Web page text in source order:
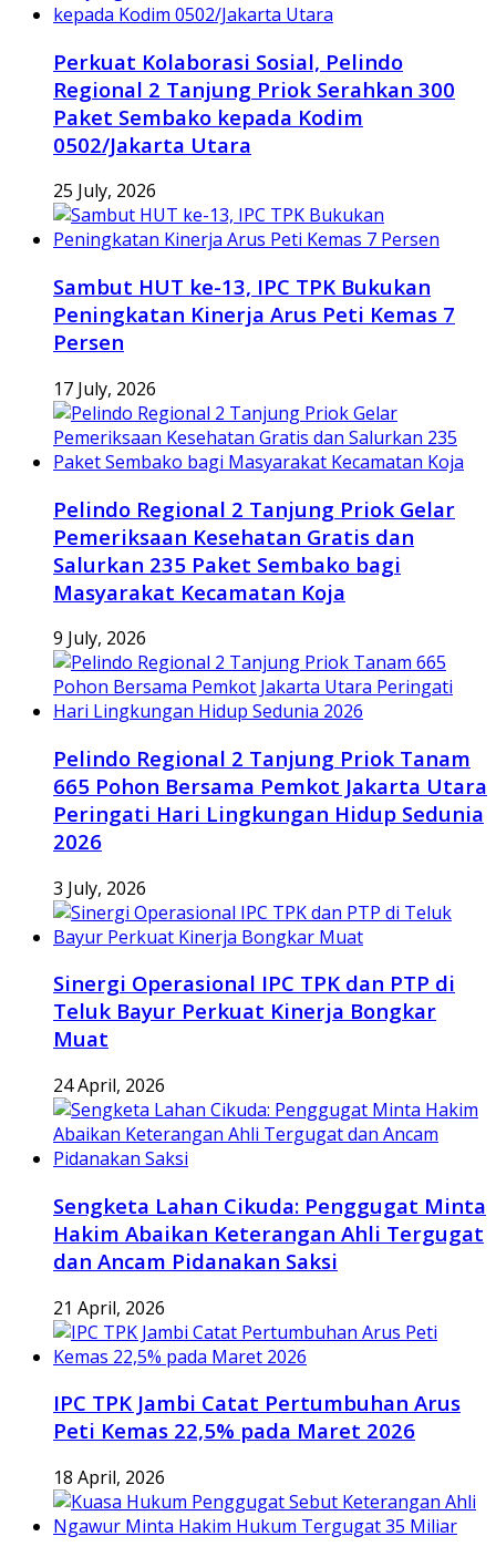
Perkuat Kolaborasi Sosial, Pelindo
Regional 2 Tanjung Priok Serahkan 300
Paket Sembako kepada Kodim
0502/Jakarta Utara
25 July, 2026
Sambut HUT ke-13, IPC TPK Bukukan
Peningkatan Kinerja Arus Peti Kemas 7
Persen
17 July, 2026
Pelindo Regional 2 Tanjung Priok Gelar
Pemeriksaan Kesehatan Gratis dan
Salurkan 235 Paket Sembako bagi
Masyarakat Kecamatan Koja
9 July, 2026
Pelindo Regional 2 Tanjung Priok Tanam
665 Pohon Bersama Pemkot Jakarta Utara
Peringati Hari Lingkungan Hidup Sedunia
2026
3 July, 2026
Sinergi Operasional IPC TPK dan PTP di
Teluk Bayur Perkuat Kinerja Bongkar
Muat
24 April, 2026
Sengketa Lahan Cikuda: Penggugat Minta
Hakim Abaikan Keterangan Ahli Tergugat
dan Ancam Pidanakan Saksi
21 April, 2026
IPC TPK Jambi Catat Pertumbuhan Arus
Peti Kemas 22,5% pada Maret 2026
18 April, 2026